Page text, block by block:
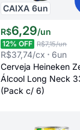
CAIXA6un
R$6,29/un
12% OFF R$7,15/un
R$37,74/cx 6un
Cerveja Heineken
Álcool Long Neck
(Pack c/ 6)